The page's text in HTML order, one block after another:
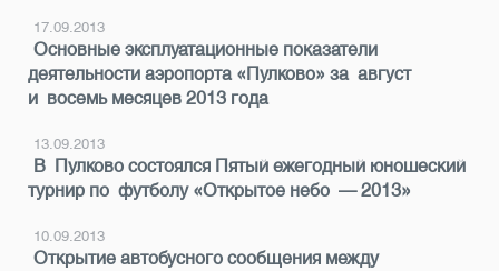
17.09.2013
Основные эксплуатационные показатели
деятельности аэропорта «Пулково» за август
и восемь месяцев 2013 года
13.09.2013
В Пулково состоялся Пятый ежегодный юношеский
турнир по футболу «Открытое небо — 2013»
10.09.2013
Открытие автобусного сообщения между